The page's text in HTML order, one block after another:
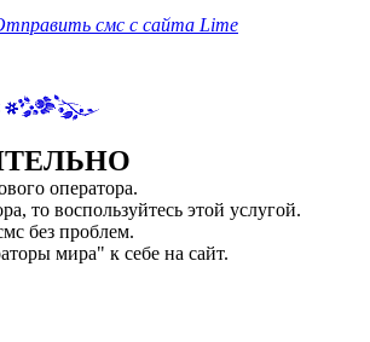
смс с сайта Lime
оператора.
то воспользуйтесь этой услугой.
без проблем.
мира" к себе на сайт.